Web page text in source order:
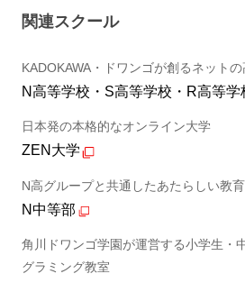
関連スクール
KADOKAWA・ドワンゴが創るネットの
N高等学校・S高等学校・R高等学
日本発の本格的なオンライン大学
ZEN大学
N高グループと共通したあたらしい教育
N中等部
角川ドワンゴ学園が運営する小学生・
グラミング教室